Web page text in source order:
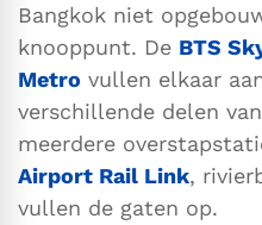
Bangkok niet
knooppunt. De BTS
Metro vullen elkaar
verschillende delen
meerdere
Airport Rail Link,
vullen de gaten op.